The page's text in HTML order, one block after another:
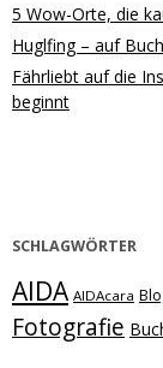
5 Wow-Orte, die
Huglfing – auf
Fährliebt auf die
beginnt
SCHLAGWÖRTER
AIDA AIDAcara
Fotografie